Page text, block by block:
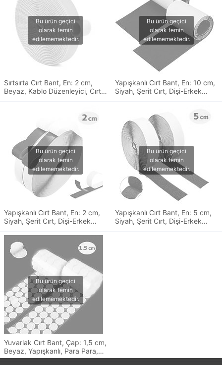
Sırtsırta Cırt Bant, En: 2 cm,
Beyaz, Kablo Düzenleyici, Cırt
Yapışkanlı Cırt Bant, En: 10 cm,
Siyah, Şerit Cırt, Dişi-Erkek
Yapışkanlı Cırt Bant, En: 2 cm,
Siyah, Şerit Cırt, Dişi-Erkek
Yapışkanlı Cırt Bant, En: 5 cm,
Siyah, Şerit Cırt, Dişi-Erkek
Yuvarlak Cırt Bant, Çap: 1,5 cm,
Beyaz, Yapışkanlı, Para Para,
Dişi-Erkek Takım, Cırt Cırtlı Bant